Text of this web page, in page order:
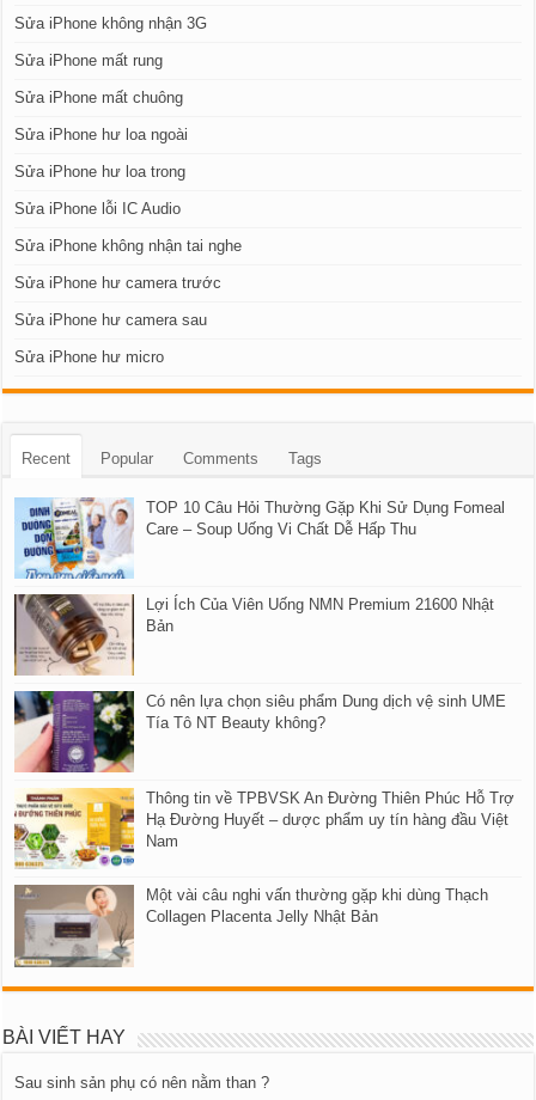
Sửa iPhone không nhận 3G
Sửa iPhone mất rung
Sửa iPhone mất chuông
Sửa iPhone hư loa ngoài
Sửa iPhone hư loa trong
Sửa iPhone lỗi IC Audio
Sửa iPhone không nhận tai nghe
Sửa iPhone hư camera trước
Sửa iPhone hư camera sau
Sửa iPhone hư micro
Recent Popular Comments Tags
TOP 10 Câu Hỏi Thường Gặp Khi Sử Dụng Fomeal
Care – Soup Uống Vi Chất Dễ Hấp Thu
Lợi Ích Của Viên Uống NMN Premium 21600 Nhật
Bản
Có nên lựa chọn siêu phẩm Dung dịch vệ sinh UME
Tía Tô NT Beauty không?
Thông tin về TPBVSK An Đường Thiên Phúc Hỗ Trợ
Hạ Đường Huyết – dược phẩm uy tín hàng đầu Việt
Nam
Một vài câu nghi vấn thường gặp khi dùng Thạch
Collagen Placenta Jelly Nhật Bản
BÀI VIẾT HAY
Sau sinh sản phụ có nên nằm than ?